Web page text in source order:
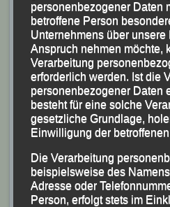
Geiselhöring) gewann, zeigte
nach drei Wochen Marathon-
zufrieden mit seinen 33:38
Gesamtklassement Dritter
seiner AK M 40 holte.
personenbezogener Daten
betroffene Person
Unternehmens über unsere
Anspruch nehmen möchte,
Verarbeitung
erforderlich werden. Ist die
personenbezogener Daten
besteht für eine solche
gesetzliche Grundlage,
Einwilligung der
Die Verarbeitung
beispielsweise des
Adresse oder
Person, erfolgt stets im